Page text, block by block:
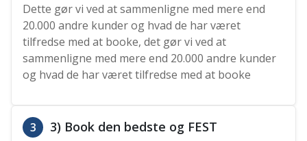
Dette gør vi ved at sammenligne med mere end
20.000 andre kunder og hvad de har været
tilfredse med at booke, det gør vi ved at
sammenligne med mere end 20.000 andre kunder
og hvad de har været tilfredse med at booke
3 3) Book den bedste og FEST